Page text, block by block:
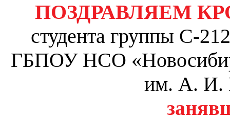
ПОЗДРАВЛЯЕМ
студента группы С-
ГБПОУ НСО
им. А. И.